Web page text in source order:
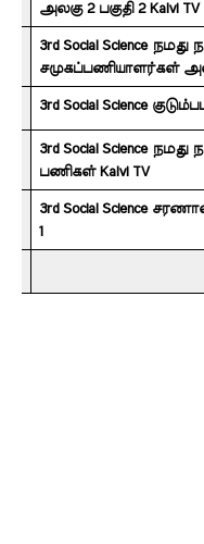
அலகு 2 பகுதி 2 Kalvi TV
3rd Social Science
சமுகப்பணியாளர்கள்
3rd Social Science
3rd Social Science
பணிகள் Kalvi TV
3rd Social Science
1